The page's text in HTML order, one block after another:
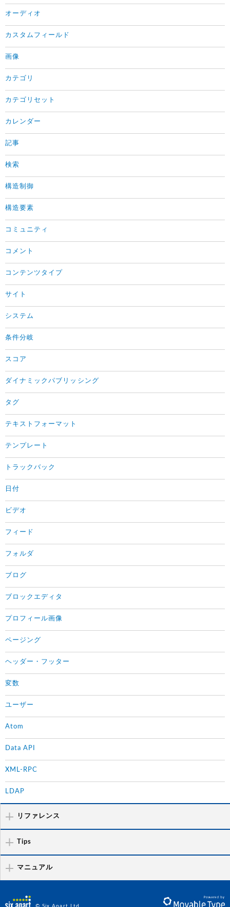
オーディオ
カスタムフィールド
画像
カテゴリ
カテゴリセット
カレンダー
記事
検索
構造制御
構造要素
コミュニティ
コメント
コンテンツタイプ
サイト
システム
条件分岐
スコア
ダイナミックパブリッシング
タグ
テキストフォーマット
テンプレート
トラックバック
日付
ビデオ
フィード
フォルダ
ブログ
ブロックエディタ
プロフィール画像
ページング
ヘッダー・フッター
変数
ユーザー
Atom
Data API
XML-RPC
LDAP
リファレンス
Tips
マニュアル